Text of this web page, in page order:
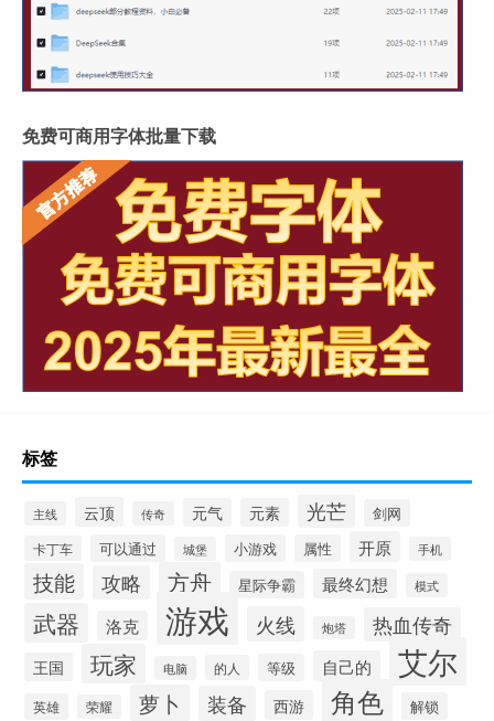
免费可商用字体批量下载
标签
主线 云顶 传奇 元气 元素 光芒 剑网
卡丁车 可以通过 城堡 小游戏 属性 开原 手机
技能 攻略 方舟 星际争霸 最终幻想 模式
武器 洛克 游戏 火线 炮塔 热血传奇
王国 玩家 电脑 的人 等级 自己的 艾尔
英雄 荣耀 萝卜 装备 西游 角色 解锁